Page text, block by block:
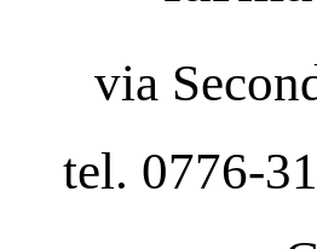
via
tel. 0776-